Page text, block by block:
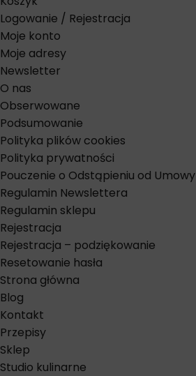
Logowanie / Rejestracja
Moje konto
Moje adresy
Newsletter
O nas
Obserwowane
Podsumowanie
Polityka plików cookies
Polityka prywatności
Pouczenie o Odstąpieniu od Umowy
Regulamin Newslettera
Regulamin sklepu
Rejestracja
Rejestracja – podziękowanie
Resetowanie hasła
Strona główna
Blog
Kontakt
Przepisy
Sklep
Studio kulinarne